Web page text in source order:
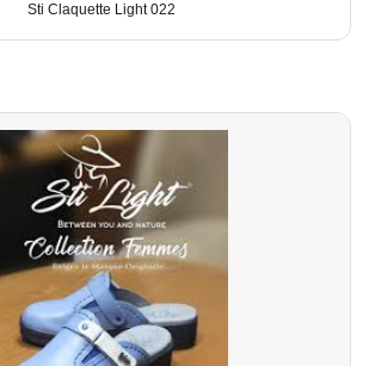
Sti Claquette Light 022